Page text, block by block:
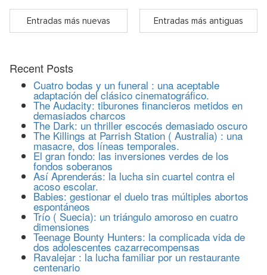
Entradas más nuevas Entradas más antiguas
Recent Posts
Cuatro bodas y un funeral : una aceptable
adaptación del clásico cinematográfico.
The Audacity: tiburones financieros metidos en
demasiados charcos
The Dark: un thriller escocés demasiado oscuro
The Killings at Parrish Station ( Australia) : una
masacre, dos líneas temporales.
El gran fondo: las inversiones verdes de los
fondos soberanos
Así Aprenderás: la lucha sin cuartel contra el
acoso escolar.
Babies: gestionar el duelo tras múltiples abortos
espontáneos
Trío ( Suecia): un triángulo amoroso en cuatro
dimensiones
Teenage Bounty Hunters: la complicada vida de
dos adolescentes cazarrecompensas
Ravalejar : la lucha familiar por un restaurante
centenario